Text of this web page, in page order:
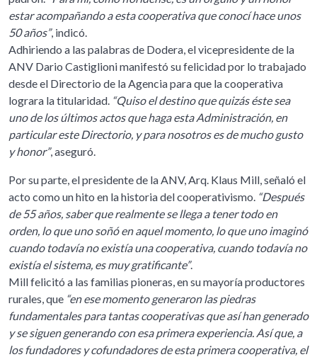
estar acompañando a esta cooperativa que conocí hace unos
50 años”, indicó.
Adhiriendo a las palabras de Dodera, el vicepresidente de la
ANV Dario Castiglioni manifestó su felicidad por lo trabajado
desde el Directorio de la Agencia para que la cooperativa
lograra la titularidad. “Quiso el destino que quizás éste sea
uno de los últimos actos que haga esta Administración, en
particular este Directorio, y para nosotros es de mucho gusto
y honor”, aseguró.
Por su parte, el presidente de la ANV, Arq. Klaus Mill, señaló el
acto como un hito en la historia del cooperativismo. “Después
de 55 años, saber que realmente se llega a tener todo en
orden, lo que uno soñó en aquel momento, lo que uno imaginó
cuando todavía no existía una cooperativa, cuando todavía no
existía el sistema, es muy gratificante”.
Mill felicitó a las familias pioneras, en su mayoría productores
rurales, que “en ese momento generaron las piedras
fundamentales para tantas cooperativas que así han generado
y se siguen generando con esa primera experiencia. Así que, a
los fundadores y cofundadores de esta primera cooperativa, el